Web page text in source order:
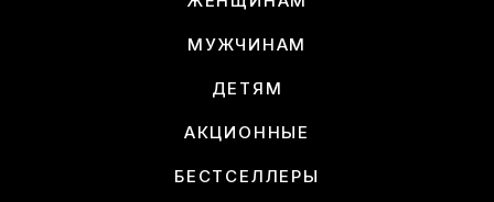
МУЖЧИНАМ
ДЕТЯМ
АКЦИОННЫЕ
БЕСТСЕЛЛЕРЫ